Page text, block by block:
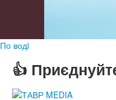
По водi
👍